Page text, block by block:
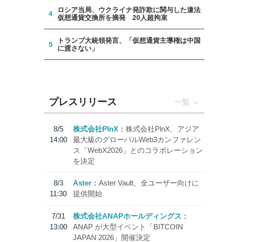
4
ロシア当局、ウクライナ発詐欺に関与した違法
仮想通貨交換所を摘発 20人超拘束
5
トランプ大統領発言、「仮想通貨主導権は中国
に渡さない」
プレスリリース 一覧
8/5
14:00
株式会社PlnX
株式会社PlnX、アジア
最大級のグローバルWeb3カンファレン
ス「WebX2026」とのコラボレーション
を決定
8/3
11:30
Aster
Aster Vault、全ユーザー向けに
提供開始
7/31
13:00
株式会社ANAPホールディングス
ANAP が大型イベント「BITCOIN
JAPAN 2026」開催決定